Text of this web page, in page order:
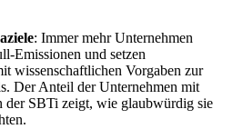
: Immer mehr Unternehmen
Emissionen und setzen
wissenschaftlichen Vorgaben zur
Der Anteil der Unternehmen mit
der SBTi zeigt, wie glaubwürdig sie